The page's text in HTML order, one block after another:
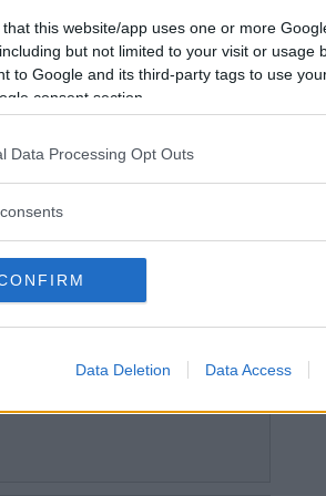
that this website/app uses one or more
but not limited to your visit or usage
to Google and its third-party tags to use
consent section.
Data Processing Opt Outs
Data Deletion Data Access
på dan